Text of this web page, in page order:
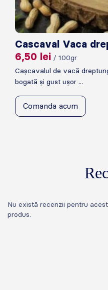
Cascaval Vaca
6,50 lei / 100gr
Cașcavalul de vacă
bogată și gust ușor ...
Comanda acum
Nu există recenzii pentru acest
produs.